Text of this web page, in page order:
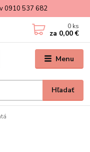
0910 537 682
Menu
Hľadať
0 ks
za 0,00 €